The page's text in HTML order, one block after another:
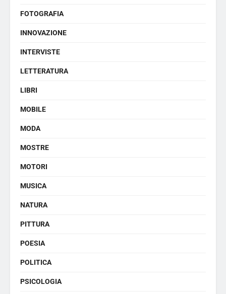
FOTOGRAFIA
INNOVAZIONE
INTERVISTE
LETTERATURA
LIBRI
MOBILE
MODA
MOSTRE
MOTORI
MUSICA
NATURA
PITTURA
POESIA
POLITICA
PSICOLOGIA